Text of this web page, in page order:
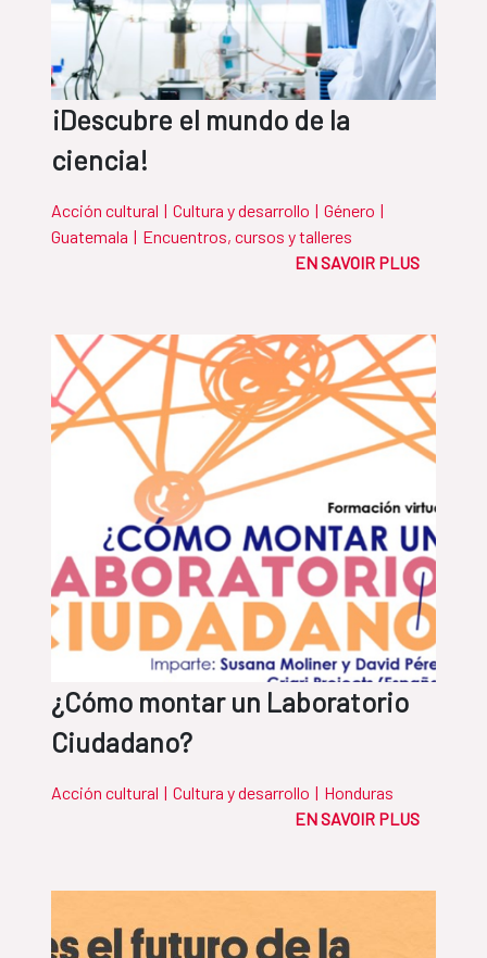
¡Descubre el mundo de la
ciencia!
Acción cultural | Cultura y desarrollo | Género |
Guatemala | Encuentros, cursos y talleres
EN SAVOIR PLUS
¿Cómo montar un Laboratorio
Ciudadano?
Acción cultural | Cultura y desarrollo | Honduras
EN SAVOIR PLUS